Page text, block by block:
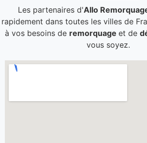
Les partenaires d'Allo
rapidement dans toutes les villes de
à vos besoins de remorquage et de
vous soyez.